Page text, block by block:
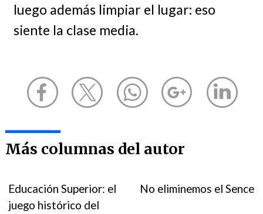
luego además limpiar el lugar: eso
siente la clase media.
Más columnas del autor
Educación Superior: el
juego histórico del
No eliminemos el Sence